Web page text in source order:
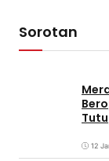
Sorotan
12